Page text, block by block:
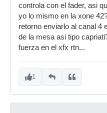
controla con el fader, asi
yo lo mismo en la xone
retorno enviarlo al canal 4
de la mesa asi tipo
fuerza en el xfx rtn...
1